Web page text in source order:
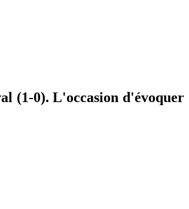
(1-0). L'occasion d'évoquer